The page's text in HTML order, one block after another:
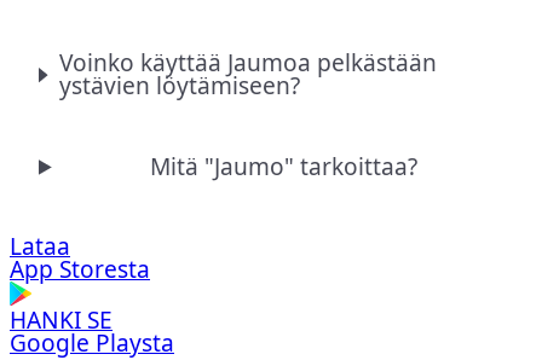
Voinko käyttää Jaumoa pelkästään
ystävien löytämiseen?
Mitä "Jaumo" tarkoittaa?
Lataa
App Storesta
HANKI SE
Google Playsta